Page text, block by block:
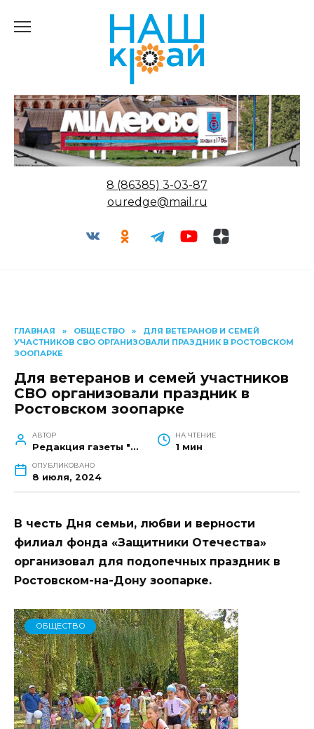
8 (86385) 3-03-87
ouredge@mail.ru
ГЛАВНАЯ » ОБЩЕСТВО »
ДЛЯ ВЕТЕРАНОВ И СЕМЕЙ
УЧАСТНИКОВ СВО ОРГАНИЗОВАЛИ ПРАЗДНИК В РОСТОВСКОМ
ЗООПАРКЕ
Для ветеранов и семей участников
СВО организовали праздник в
Ростовском зоопарке
АВТОР
Редакция газеты "Наш край"
НА ЧТЕНИЕ
1 мин
ОПУБЛИКОВАНО
8 июля, 2024
В честь Дня семьи, любви и верности
филиал фонда «Защитники Отечества»
организовал для подопечных праздник в
Ростовском-на-Дону зоопарке.
ОБЩЕСТВО